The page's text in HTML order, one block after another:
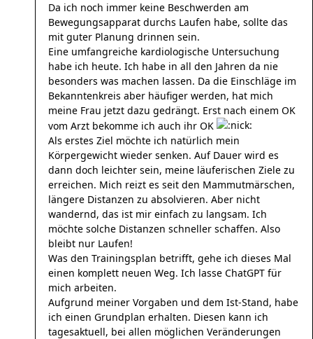
Da ich noch immer keine Beschwerden am
Bewegungsapparat durchs Laufen habe, sollte das
mit guter Planung drinnen sein.
Eine umfangreiche kardiologische Untersuchung
habe ich heute. Ich habe in all den Jahren da nie
besonders was machen lassen. Da die Einschläge im
Bekanntenkreis aber häufiger werden, hat mich
meine Frau jetzt dazu gedrängt. Erst nach einem OK
vom Arzt bekomme ich auch ihr OK
Als erstes Ziel möchte ich natürlich mein
Körpergewicht wieder senken. Auf Dauer wird es
dann doch leichter sein, meine läuferischen Ziele zu
erreichen. Mich reizt es seit den Mammutmärschen,
längere Distanzen zu absolvieren. Aber nicht
wandernd, das ist mir einfach zu langsam. Ich
möchte solche Distanzen schneller schaffen. Also
bleibt nur Laufen!
Was den Trainingsplan betrifft, gehe ich dieses Mal
einen komplett neuen Weg. Ich lasse ChatGPT für
mich arbeiten.
Aufgrund meiner Vorgaben und dem Ist-Stand, habe
ich einen Grundplan erhalten. Diesen kann ich
tagesaktuell, bei allen möglichen Veränderungen